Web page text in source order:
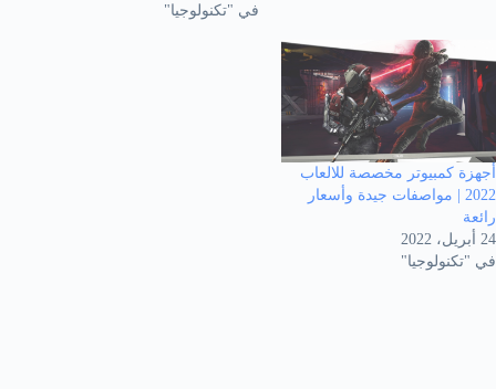
في "تكنولوجيا"
أجهزة كمبيوتر مخصصة للالعاب
2022 | مواصفات جيدة وأسعار
رائعة
24 أبريل، 2022
في "تكنولوجيا"